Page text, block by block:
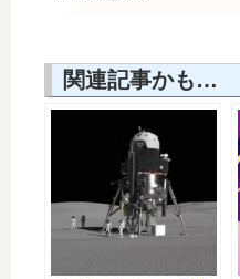
関連記事かも…